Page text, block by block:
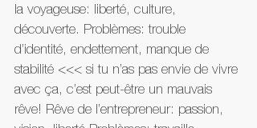
la voyageuse: liberté, culture,
découverte. Problèmes: trouble
d’identité, endettement, manque de
stabilité <<< si tu n’as pas envie de vivre
avec ça, c’est peut-être un mauvais
rêve! Rêve de l’entrepreneur: passion,